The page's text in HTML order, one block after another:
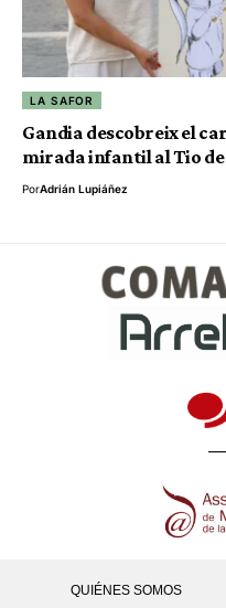
LA SAFOR
Gandia descobreix el
mirada infantil al Tio de
PorAdrián Lupiáñez
QUIÉNES SOMOS